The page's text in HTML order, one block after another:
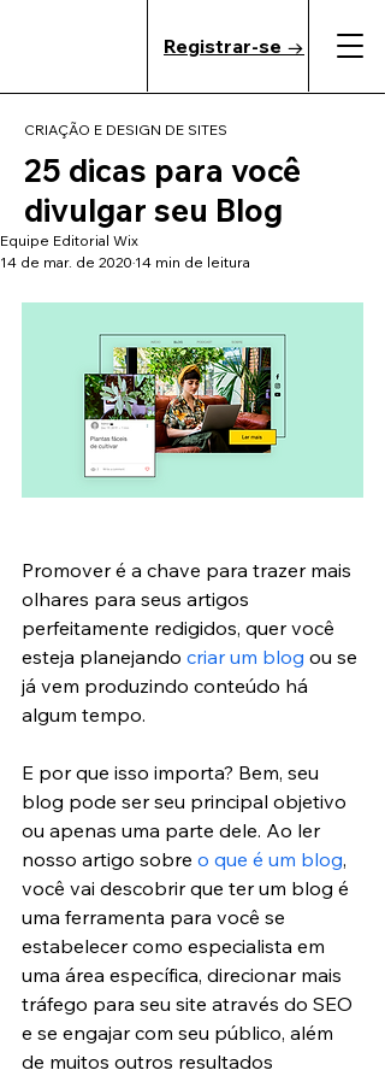
Registrar-se →
CRIAÇÃO E DESIGN DE SITES
25 dicas para você
divulgar seu Blog
Equipe Editorial Wix
14 de mar. de 2020 14 min de leitura
Promover é a chave para trazer mais
olhares para seus artigos
perfeitamente redigidos, quer você
esteja planejando criar um blog ou se
já vem produzindo conteúdo há
algum tempo.
E por que isso importa? Bem, seu
blog pode ser seu principal objetivo
ou apenas uma parte dele. Ao ler
nosso artigo sobre o que é um blog,
você vai descobrir que ter um blog é
uma ferramenta para você se
estabelecer como especialista em
uma área específica, direcionar mais
tráfego para seu site através do SEO
e se engajar com seu público, além
de muitos outros resultados